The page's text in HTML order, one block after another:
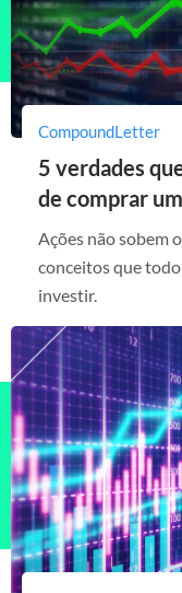
CompoundLetter
5 verdades
de comprar
Ações não sobem
conceitos que
investir.